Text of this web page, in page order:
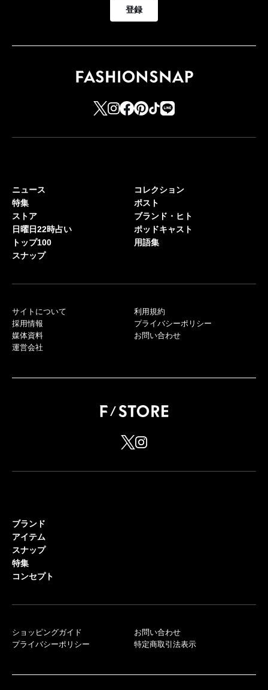
登録
ニュース
特集
ストア
日曜日22時占い
トップ100
スナップ
コレクション
ポスト
ブランド・ヒト
ポッドキャスト
用語集
サイトについて
採用情報
媒体資料
運営会社
利用規約
プライバシーポリシー
お問い合わせ
ブランド
アイテム
スナップ
特集
コンセプト
ショッピングガイド
プライバシーポリシー
お問い合わせ
特定商取引法表示